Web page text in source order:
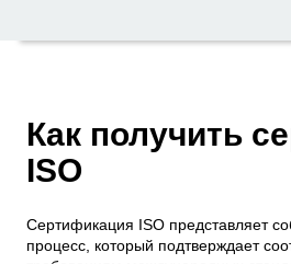
Как получить
ISO
Сертификация ISO представляет
процесс, который подтверждает